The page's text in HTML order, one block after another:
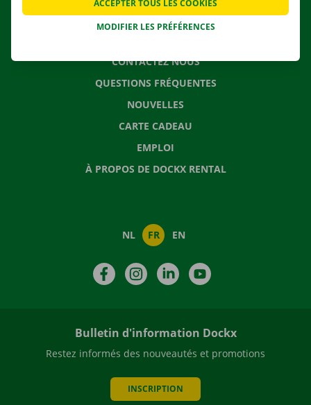
CONTACTEZ NOUS
QUESTIONS FRÉQUENTES
NOUVELLES
CARTE CADEAU
EMPLOI
À PROPOS DE DOCKX RENTAL
NL FR EN
FacebookInstagramLinkedIn
Bulletin d'information Dockx
Restez informés des nouveautés et promotions
INSCRIPTION
MODIFIER LES PRÉFÉRENCES
ACCEPTER TOUS LES COOKIES